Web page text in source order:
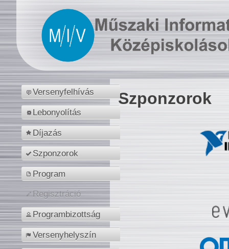
Versenyfelhívás
Lebonyolítás
Díjazás
Szponzorok
Program
Regisztráció
Programbizottság
Versenyhelyszín
Szponzorok